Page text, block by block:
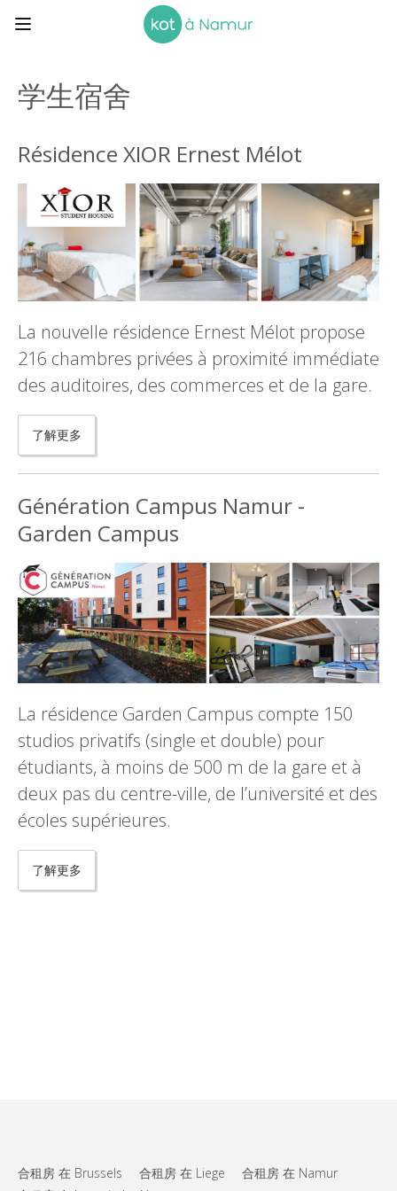
学生宿舍
Résidence XIOR Ernest Mélot
La nouvelle résidence Ernest Mélot propose
216 chambres privées à proximité immédiate
des auditoires, des commerces et de la gare.
了解更多
Génération Campus Namur -
Garden Campus
La résidence Garden Campus compte 150
studios privatifs (single et double) pour
étudiants, à moins de 500 m de la gare et à
deux pas du centre-ville, de l’université et des
écoles supérieures.
了解更多
合租房 在 Brussels 合租房 在 Liege
合租房 在 Namur